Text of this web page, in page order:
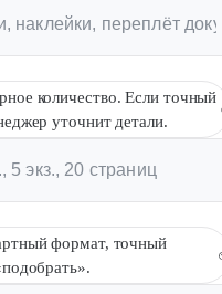
количество. Если точный
уточнит детали.
формат, точный